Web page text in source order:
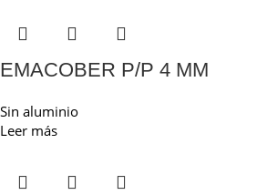
EMACOBER P/P 4 MM
Sin aluminio
Leer más